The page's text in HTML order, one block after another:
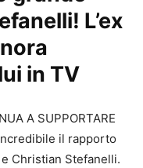
L’ex
in TV
A SUPPORTARE
il rapporto
Christian Stefanelli.